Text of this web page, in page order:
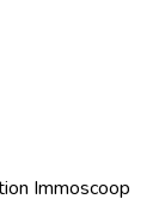
Immoscoop